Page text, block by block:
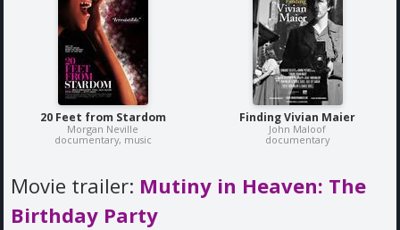
20 Feet from Stardom
Morgan Neville
documentary, music
Finding Vivian Maier
John Maloof
documentary
Movie trailer: Mutiny in Heaven: The
Birthday Party